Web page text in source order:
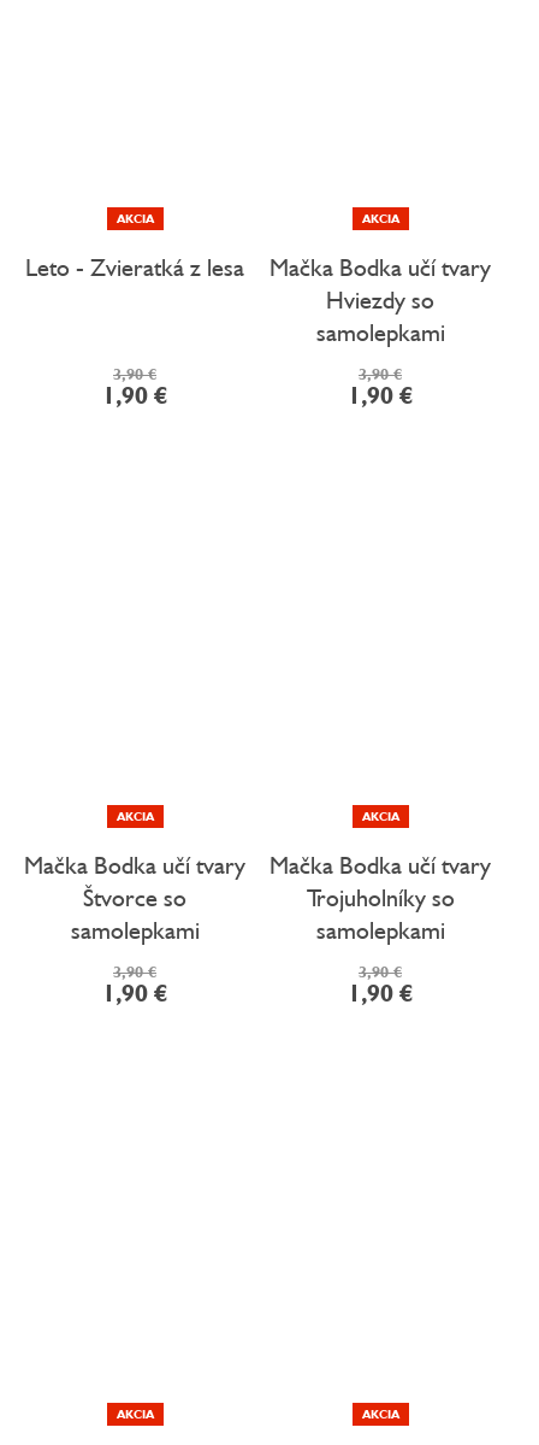
AKCIA
Leto - Zvieratká z lesa
3,90 €
1,90 €
AKCIA
Mačka Bodka učí tvary
Hviezdy so
samolepkami
3,90 €
1,90 €
AKCIA
Mačka Bodka učí tvary
Štvorce so
samolepkami
3,90 €
1,90 €
AKCIA
Mačka Bodka učí tvary
Trojuholníky so
samolepkami
3,90 €
1,90 €
AKCIA AKCIA